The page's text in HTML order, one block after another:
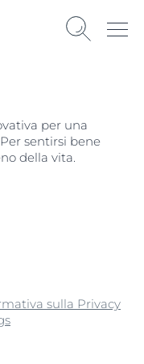
per una
sentirsi bene
della vita.
sulla Privacy